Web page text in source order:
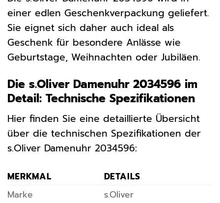
einer edlen Geschenkverpackung geliefert.
Sie eignet sich daher auch ideal als
Geschenk für besondere Anlässe wie
Geburtstage, Weihnachten oder Jubiläen.
Die s.Oliver Damenuhr 2034596 im
Detail: Technische Spezifikationen
Hier finden Sie eine detaillierte Übersicht
über die technischen Spezifikationen der
s.Oliver Damenuhr 2034596:
MERKMAL
DETAILS
Marke
s.Oliver